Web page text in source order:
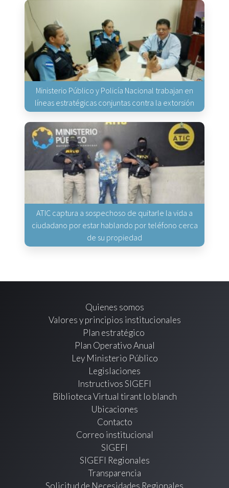
Ministerio Público y Policía Nacional trabajan en
líneas estratégicas conjuntas contra la extorsión
ATIC captura a sospechoso de quitarle la vida a
ciudadano por estar hablando por teléfono cerca
de su propiedad
Quienes somos
Valores y principios institucionales
Plan estratégico
Plan Operativo Anual
Ley Ministerio Público
Legislaciones
Instructivos SIGEFI
Biblioteca Virtual tirant lo blanch
Ubicaciones
Contacto
Correo institucional
SIGEFI
SIGEFI Regionales
Transparencia
Solicitud de Necesidades Regionales